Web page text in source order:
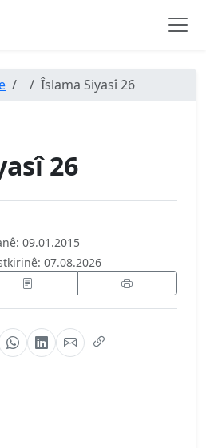
Îslama Siyasî 26
26
09.01.2015
07.08.2026